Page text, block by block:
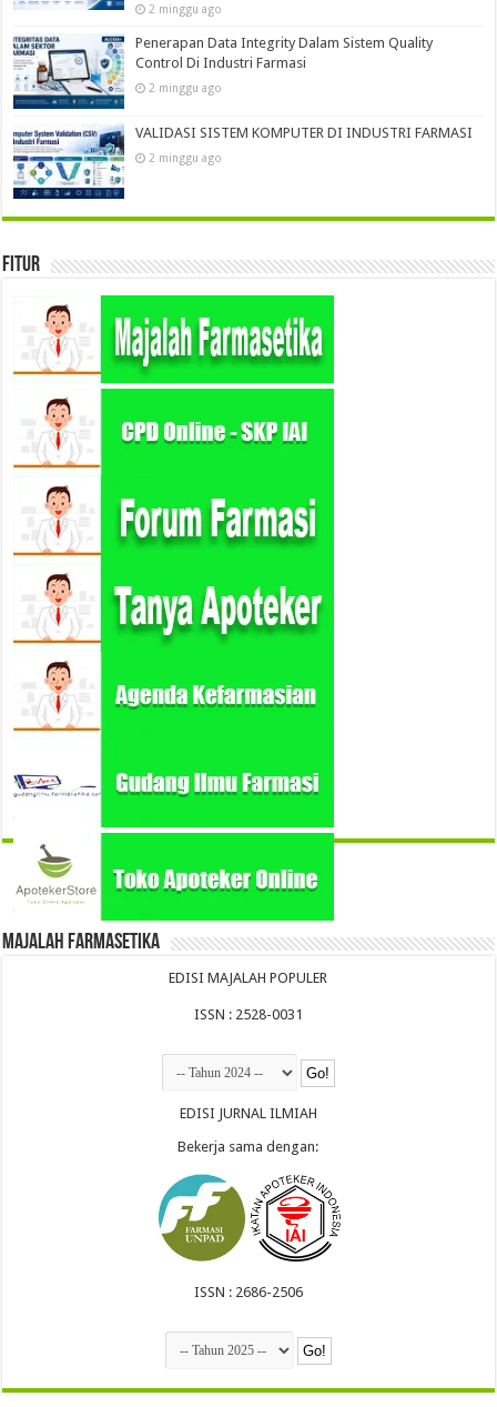
2 minggu ago
Penerapan Data Integrity Dalam Sistem Quality
Control Di Industri Farmasi
2 minggu ago
VALIDASI SISTEM KOMPUTER DI INDUSTRI FARMASI
2 minggu ago
Fitur
Majalah Farmasetika
EDISI MAJALAH POPULER
ISSN : 2528-0031
EDISI JURNAL ILMIAH
Bekerja sama dengan:
ISSN : 2686-2506